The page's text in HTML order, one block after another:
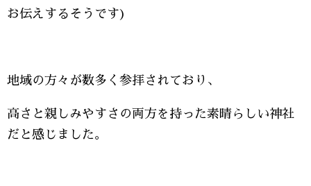
お伝えするそうです)
地域の方々が数多く参拝されており、
高さと親しみやすさの両方を持った素晴らしい神社
だと感じました。